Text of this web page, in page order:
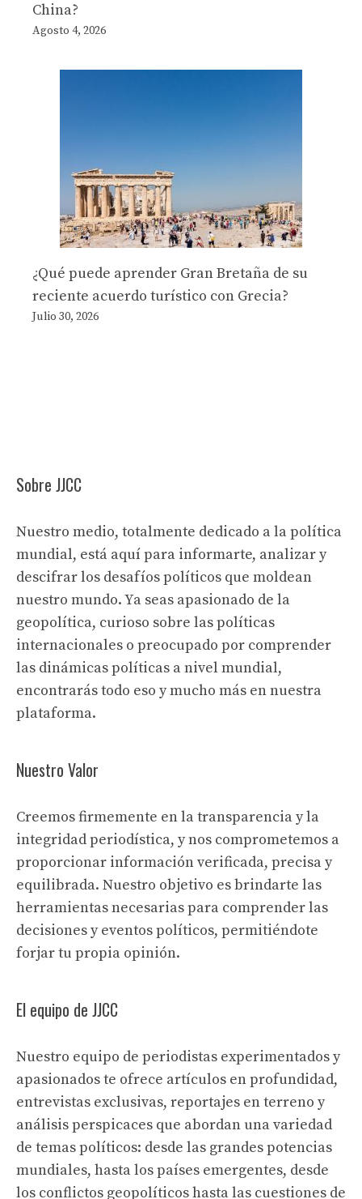
China?
Agosto 4, 2026
¿Qué puede aprender Gran Bretaña de su
reciente acuerdo turístico con Grecia?
Julio 30, 2026
Sobre JJCC
Nuestro medio, totalmente dedicado a la política
mundial, está aquí para informarte, analizar y
descifrar los desafíos políticos que moldean
nuestro mundo. Ya seas apasionado de la
geopolítica, curioso sobre las políticas
internacionales o preocupado por comprender
las dinámicas políticas a nivel mundial,
encontrarás todo eso y mucho más en nuestra
plataforma.
Nuestro Valor
Creemos firmemente en la transparencia y la
integridad periodística, y nos comprometemos a
proporcionar información verificada, precisa y
equilibrada. Nuestro objetivo es brindarte las
herramientas necesarias para comprender las
decisiones y eventos políticos, permitiéndote
forjar tu propia opinión.
El equipo de JJCC
Nuestro equipo de periodistas experimentados y
apasionados te ofrece artículos en profundidad,
entrevistas exclusivas, reportajes en terreno y
análisis perspicaces que abordan una variedad
de temas políticos: desde las grandes potencias
mundiales, hasta los países emergentes, desde
los conflictos geopolíticos hasta las cuestiones de